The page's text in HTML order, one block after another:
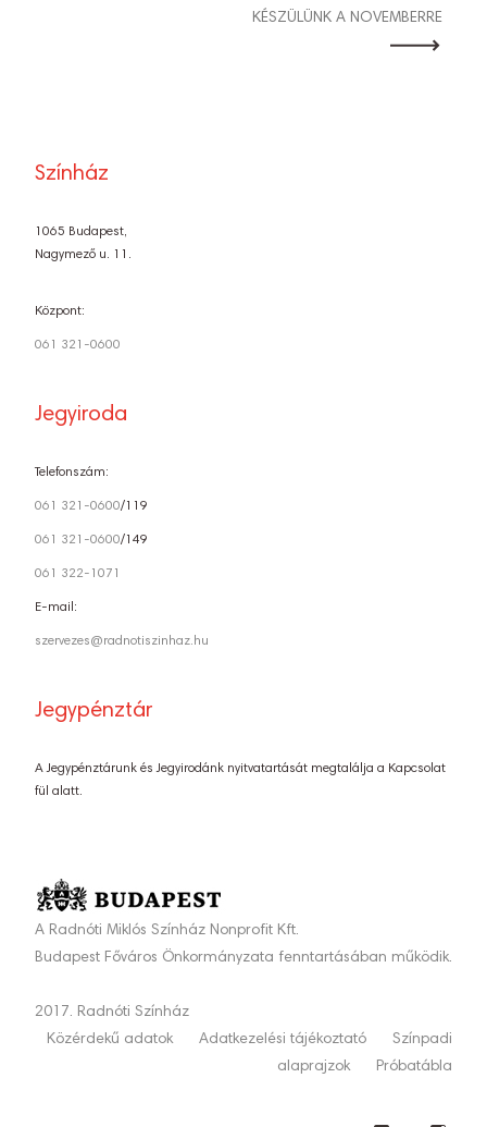
KÉSZÜLÜNK A NOVEMBERRE
Színház
1065 Budapest,
Nagymező u. 11.
Központ:
061 321-0600
Jegyiroda
Telefonszám:
061 321-0600/119
061 321-0600/149
061 322-1071
E-mail:
szervezes@radnotiszinhaz.hu
Jegypénztár
A Jegypénztárunk és Jegyirodánk nyitvatartását megtalálja a Kapcsolat
fül alatt.
A Radnóti Miklós Színház Nonprofit Kft.
Budapest Főváros Önkormányzata fenntartásában működik.
2017. Radnóti Színház
Közérdekű adatok
Adatkezelési tájékoztató
Színpadi
alaprajzok
Próbatábla